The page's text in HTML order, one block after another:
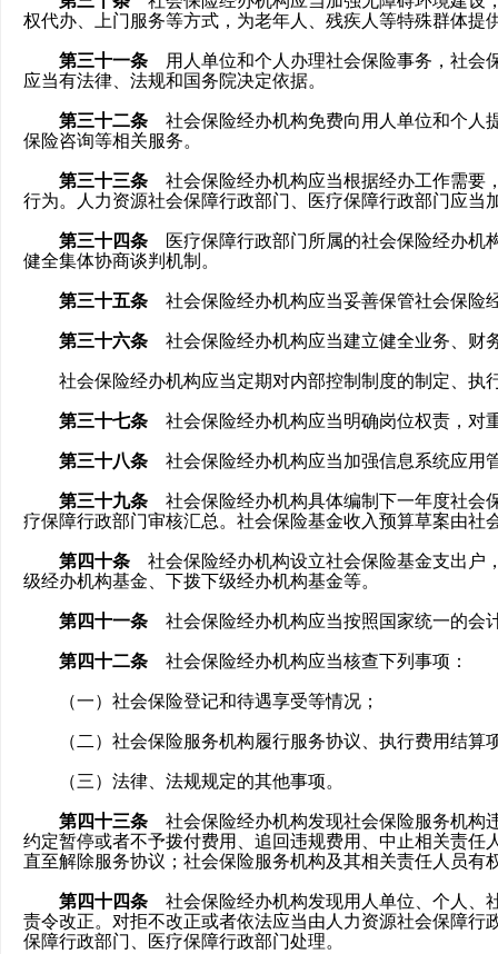
权代办、上门服务等方式，为老年人、残疾人等特殊群体提
第三十一条 用人单位和个人办理社会保险事务，社会
应当有法律、法规和国务院决定依据。
第三十二条 社会保险经办机构免费向用人单位和个人
保险咨询等相关服务。
第三十三条 社会保险经办机构应当根据经办工作需要
行为。人力资源社会保障行政部门、医疗保障行政部门应
第三十四条 医疗保障行政部门所属的社会保险经办机
健全集体协商谈判机制。
第三十五条 社会保险经办机构应当妥善保管社会保险
第三十六条 社会保险经办机构应当建立健全业务、财
社会保险经办机构应当定期对内部控制制度的制定、执
第三十七条 社会保险经办机构应当明确岗位权责，对
第三十八条 社会保险经办机构应当加强信息系统应用
第三十九条 社会保险经办机构具体编制下一年度社会
疗保障行政部门审核汇总。社会保险基金收入预算草案由
第四十条 社会保险经办机构设立社会保险基金支出户
级经办机构基金、下拨下级经办机构基金等。
第四十一条 社会保险经办机构应当按照国家统一的会
第四十二条 社会保险经办机构应当核查下列事项：
（一）社会保险登记和待遇享受等情况；
（二）社会保险服务机构履行服务协议、执行费用结算
（三）法律、法规规定的其他事项。
第四十三条 社会保险经办机构发现社会保险服务机构
约定暂停或者不予拨付费用、追回违规费用、中止相关责
直至解除服务协议；社会保险服务机构及其相关责任人员有
第四十四条 社会保险经办机构发现用人单位、个人、
责令改正。对拒不改正或者依法应当由人力资源社会保障
保障行政部门、医疗保障行政部门处理。